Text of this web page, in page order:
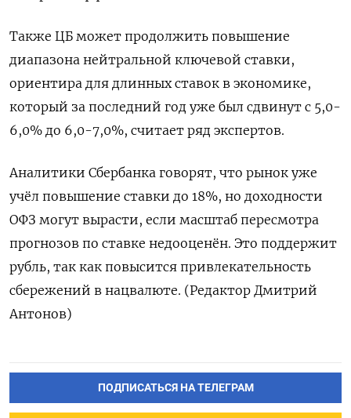
Также ЦБ может продолжить повышение
диапазона нейтральной ключевой ставки,
ориентира для длинных ставок в экономике,
который за последний год уже был сдвинут с 5,0-
6,0% до 6,0-7,0%, считает ряд экспертов.
Аналитики Сбербанка говорят, что рынок уже
учёл повышение ставки до 18%, но доходности
ОФЗ могут вырасти, если масштаб пересмотра
прогнозов по ставке недооценён. Это поддержит
рубль, так как повысится привлекательность
сбережений в нацвалюте. (Редактор Дмитрий
Антонов)
ПОДПИСАТЬСЯ НА ТЕЛЕГРАМ